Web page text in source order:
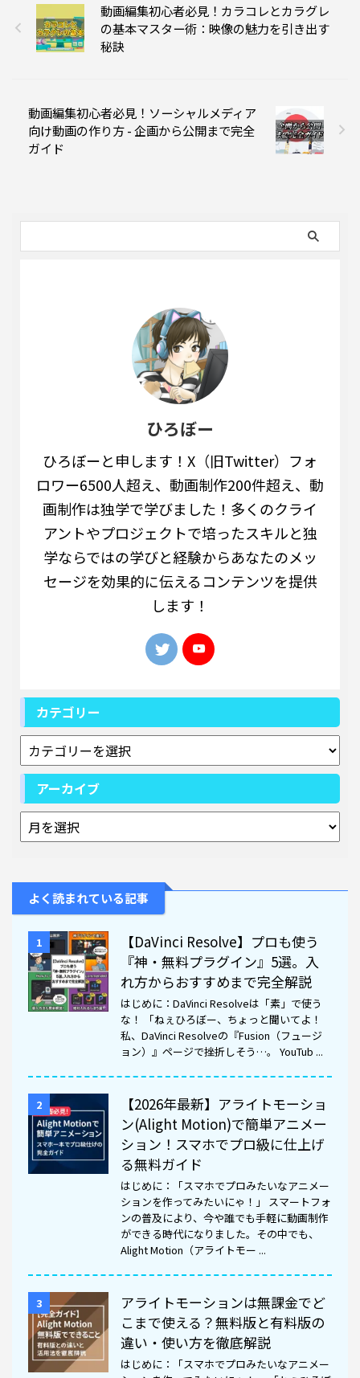
動画編集初心者必見！カラコレとカラグレ
の基本マスター術：映像の魅力を引き出す
秘訣
動画編集初心者必見！ソーシャルメディア
向け動画の作り方 - 企画から公開まで完全
ガイド
ひろぼー
ひろぼーと申します！X（旧Twitter）フォ
ロワー6500人超え、動画制作200件超え、動
画制作は独学で学びました！多くのクライ
アントやプロジェクトで培ったスキルと独
学ならではの学びと経験からあなたのメッ
セージを効果的に伝えるコンテンツを提供
します！
カテゴリー
アーカイブ
よく読まれている記事
1
【DaVinci Resolve】プロも使う
『神・無料プラグイン』5選。入
れ方からおすすめまで完全解説
はじめに：DaVinci Resolveは「素」で使う
な！ 「ねぇひろぼー、ちょっと聞いてよ！
私、DaVinci Resolveの『Fusion（フュージ
ョン）』ページで挫折しそう…。 YouTub ...
2
【2026年最新】アライトモーショ
ン(Alight Motion)で簡単アニメー
ション！スマホでプロ級に仕上げ
る無料ガイド
はじめに：「スマホでプロみたいなアニメー
ションを作ってみたいにゃ！」 スマートフォ
ンの普及により、今や誰でも手軽に動画制作
ができる時代になりました。その中でも、
Alight Motion（アライトモー ...
3
アライトモーションは無課金でど
こまで使える？無料版と有料版の
違い・使い方を徹底解説
はじめに：「スマホでプロみたいなアニメー